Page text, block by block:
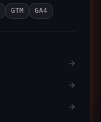
GTM GA4